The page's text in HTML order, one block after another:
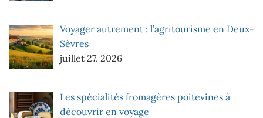
Voyager autrement : l’agritourisme en Deux-
Sèvres
juillet 27, 2026
Les spécialités fromagères poitevines à
découvrir en voyage